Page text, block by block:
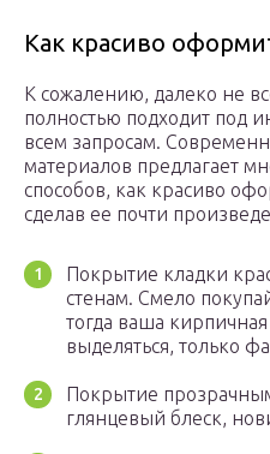
Как красиво
К сожалению, далеко не
полностью подходит под
всем запросам.
материалов предлагает
способов, как красиво
сделав ее почти
Покрытие кладки
стенам. Смело
тогда ваша
выделяться, только
Покрытие
глянцевый блеск,